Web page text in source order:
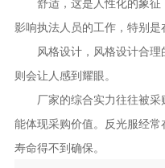
影响执法人员的工作，特别是
风格设计，风格设计合理
则会让人感到耀眼。
厂家的综合实力往往被采
能体现采购价值。反光服经
寿命得不到确保。